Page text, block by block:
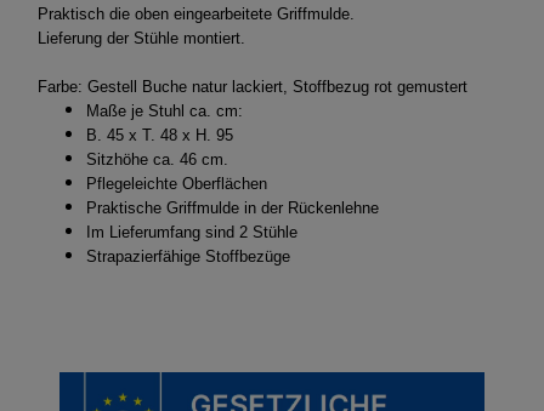
Praktisch die oben eingearbeitete Griffmulde.
Lieferung der Stühle montiert.
Farbe: Gestell Buche natur lackiert, Stoffbezug rot gemustert
Maße je Stuhl ca. cm:
B. 45 x T. 48 x H. 95
Sitzhöhe ca. 46 cm.
Pflegeleichte Oberflächen
Praktische Griffmulde in der Rückenlehne
Im Lieferumfang sind 2 Stühle
Strapazierfähige Stoffbezüge